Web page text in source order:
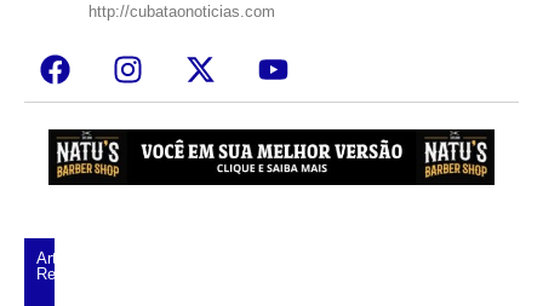
http://cubataonoticias.com
Artigos
Relacionados